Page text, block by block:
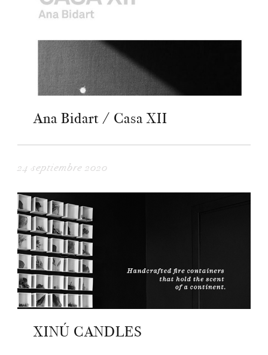
Ana Bidart / Casa XII
24 septiembre 2020
XINÚ CANDLES